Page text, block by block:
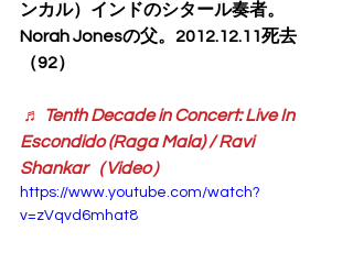
ンカル）インドのシタール奏者。
Norah Jonesの父。2012.12.11死去
（92）
♬ Tenth Decade in Concert: Live In
Escondido (Raga Mala) / Ravi
Shankar（Video）
https://www.youtube.com/watch?
v=zVqvd6mhat8